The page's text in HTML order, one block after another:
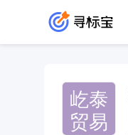
屹泰
贸易